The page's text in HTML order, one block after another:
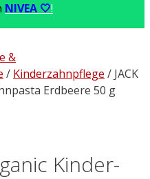
NIVEA 🤍!
&
/ Kinderzahnpflege / JACK
Erdbeere 50 g
Kinder-